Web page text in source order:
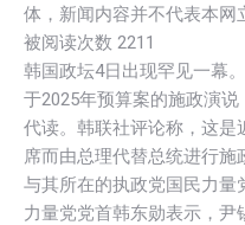
体，新闻内容并不代表本网
被阅读次数 2211
韩国政坛4日出现罕见一幕
于2025年预算案的施政演
代读。韩联社评论称，这是
席而由总理代替总统进行
与其所在的执政党国民力量
力量党党首韩东勋表示，